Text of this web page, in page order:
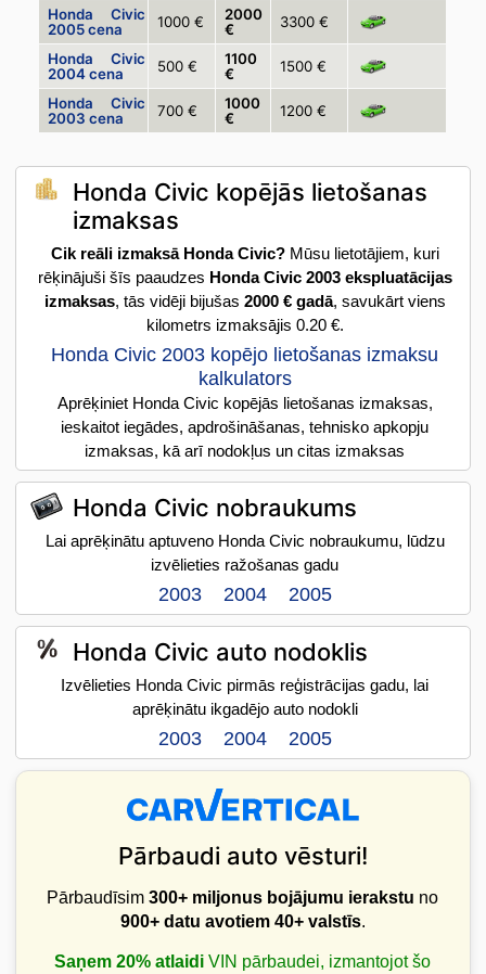
Honda Civic
2005 cena
1000 €
2000
€
3300 €
Honda Civic
2004 cena
500 €
1100
€
1500 €
Honda Civic
2003 cena
700 €
1000
€
1200 €
Honda Civic kopējās lietošanas
izmaksas
Cik reāli izmaksā Honda Civic?Mūsu lietotājiem, kuri
rēķinājuši šīs paaudzes Honda Civic 2003 ekspluatācijas
izmaksas, tās vidēji bijušas 2000 € gadā, savukārt viens
kilometrs izmaksājis 0.20 €.
Honda Civic 2003 kopējo lietošanas izmaksu
kalkulators
Aprēķiniet Honda Civic kopējās lietošanas izmaksas,
ieskaitot iegādes, apdrošināšanas, tehnisko apkopju
izmaksas, kā arī nodokļus un citas izmaksas
Honda Civic nobraukums
Lai aprēķinātu aptuveno Honda Civic nobraukumu, lūdzu
izvēlieties ražošanas gadu
2003 2004 2005
Honda Civic auto nodoklis
Izvēlieties Honda Civic pirmās reģistrācijas gadu, lai
aprēķinātu ikgadējo auto nodokli
2003 2004 2005
Pārbaudi auto vēsturi!
Pārbaudīsim300+ miljonus bojājumu ierakstu no
900+ datu avotiem 40+ valstīs.
Saņem 20% atlaidi VIN pārbaudei, izmantojot šo